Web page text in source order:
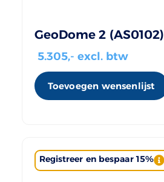
GeoDome 2 (AS0102)
5.305,- excl. btw
Toevoegen wensenlijst
Registreer en bespaar 15%